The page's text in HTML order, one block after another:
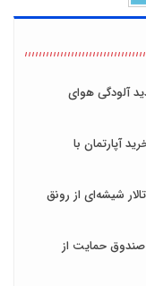
منطقه 22 درتشدید آلودگی هوای
آپارتمان با
شیشه‌ای از رونق
صندوق حمایت از